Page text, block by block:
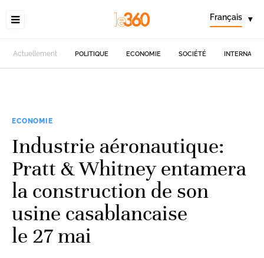
Français ▾
Actuellement POLITIQUE ECONOMIE SOCIÉTÉ
ECONOMIE
Industrie aéronautique:
Pratt & Whitney entamera
la construction de son
usine casablancaise
le 27 mai